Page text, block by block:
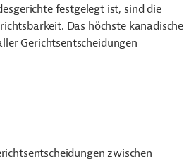
festgelegt ist, sind die
Das höchste kanadische
Gerichtsentscheidungen
zwischen